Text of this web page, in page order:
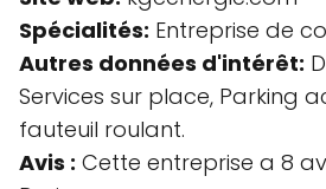
Spécialités: Entreprise de
Autres données d'intérêt:
Services sur place, Parking
fauteuil roulant.
Avis : Cette entreprise a 8